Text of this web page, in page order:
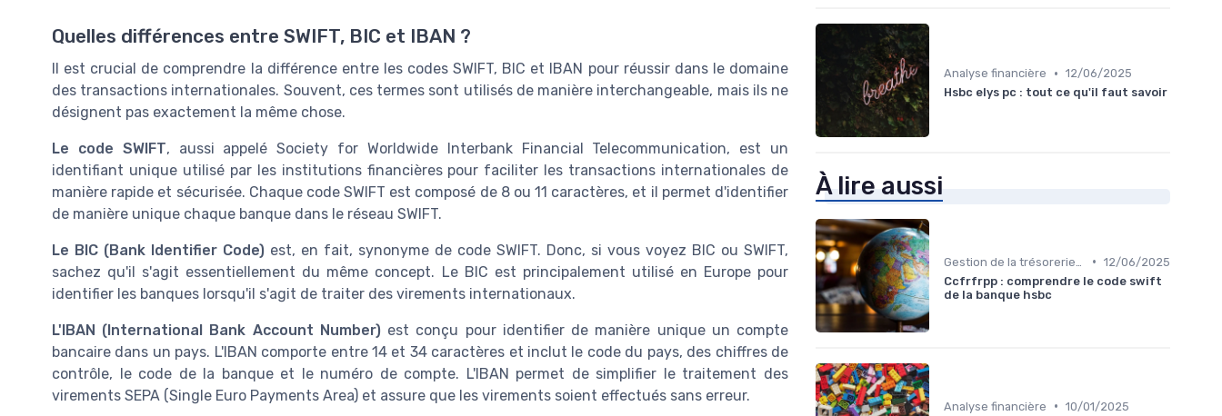
Quelles différences entre SWIFT, BIC et IBAN ?
Il est crucial de comprendre la différence entre les codes SWIFT, BIC et IBAN pour réussir dans le domaine
des transactions internationales. Souvent, ces termes sont utilisés de manière interchangeable, mais ils ne
désignent pas exactement la même chose.
Le code SWIFT, aussi appelé Society for Worldwide Interbank Financial Telecommunication, est un
identifiant unique utilisé par les institutions financières pour faciliter les transactions internationales de
manière rapide et sécurisée. Chaque code SWIFT est composé de 8 ou 11 caractères, et il permet d'identifier
de manière unique chaque banque dans le réseau SWIFT.
Le BIC (Bank Identifier Code) est, en fait, synonyme de code SWIFT. Donc, si vous voyez BIC ou SWIFT,
sachez qu'il s'agit essentiellement du même concept. Le BIC est principalement utilisé en Europe pour
identifier les banques lorsqu'il s'agit de traiter des virements internationaux.
L'IBAN (International Bank Account Number)est conçu pour identifier de manière unique un compte
bancaire dans un pays. L'IBAN comporte entre 14 et 34 caractères et inclut le code du pays, des chiffres de
contrôle, le code de la banque et le numéro de compte. L'IBAN permet de simplifier le traitement des
virements SEPA (Single Euro Payments Area) et assure que les virements soient effectués sans erreur.
Analyse financière • 12/06/2025
Hsbc elys pc : tout ce qu'il faut savoir
À lire aussi
• 12/06/2025
Ccfrfrpp : comprendre le code swift
de la banque hsbc
Analyse financière • 10/01/2025